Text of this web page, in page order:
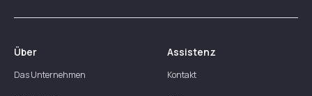
Über
Das Unternehmen
Assistenz
Kontakt